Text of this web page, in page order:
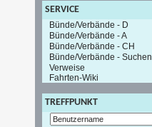
SERVICE
Bünde/Verbände - D
Bünde/Verbände - A
Bünde/Verbände - CH
Bünde/Verbände - Suchen
Verweise
Fahrten-Wiki
TREFFPUNKT